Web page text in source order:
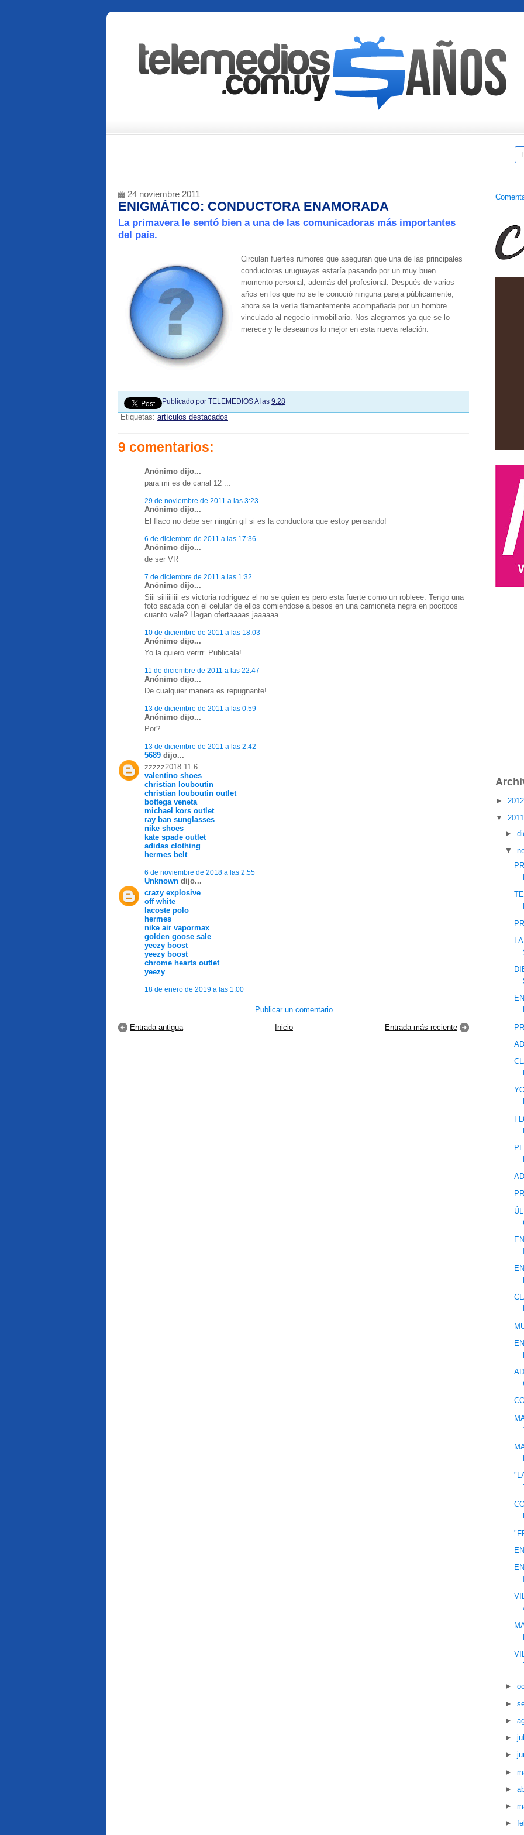
24 noviembre 2011
ENIGMÁTICO: CONDUCTORA ENAMORADA
La primavera le sentó bien a una de las comunicadoras más importantes
del país.
Circulan fuertes rumores que aseguran que una de las principales
conductoras uruguayas estaría pasando por un muy buen
momento personal, además del profesional. Después de varios
años en los que no se le conoció ninguna pareja públicamente,
ahora se la vería flamantemente acompañada por un hombre
vinculado al negocio inmobiliario. Nos alegramos ya que se lo
merece y le deseamos lo mejor en esta nueva relación.
Publicado por TELEMEDIOSA las 9:28
Etiquetas: artículos destacados
9 comentarios:
Anónimo dijo...
para mi es de canal 12 ...
29 de noviembre de 2011 a las 3:23
Anónimo dijo...
El flaco no debe ser ningún gil si es la conductora que estoy pensando!
6 de diciembre de 2011 a las 17:36
Anónimo dijo...
de ser VR
7 de diciembre de 2011 a las 1:32
Anónimo dijo...
Siii siiiiiiiiii es victoria rodriguez el no se quien es pero esta fuerte como un robleee. Tengo una
foto sacada con el celular de ellos comiendose a besos en una camioneta negra en pocitoos
cuanto vale? Hagan ofertaaaas jaaaaaa
10 de diciembre de 2011 a las 18:03
Anónimo dijo...
Yo la quiero verrrr. Publicala!
11 de diciembre de 2011 a las 22:47
Anónimo dijo...
De cualquier manera es repugnante!
13 de diciembre de 2011 a las 0:59
Anónimo dijo...
Por?
13 de diciembre de 2011 a las 2:42
5689 dijo...
zzzzz2018.11.6
valentino shoes
christian louboutin
christian louboutin outlet
bottega veneta
michael kors outlet
ray ban sunglasses
nike shoes
kate spade outlet
adidas clothing
hermes belt
6 de noviembre de 2018 a las 2:55
Unknown dijo...
crazy explosive
off white
lacoste polo
hermes
nike air vapormax
golden goose sale
yeezy boost
yeezy boost
chrome hearts outlet
yeezy
18 de enero de 2019 a las 1:00
Publicar un comentario
Entrada más reciente
Entrada antigua Inicio
►
▼
►
▼
►
►
►
►
►
►
►
►
►